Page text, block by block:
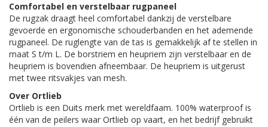
Comfortabel en verstelbaar rugpaneel
De rugzak draagt heel comfortabel dankzij de verstelbare
gevoerde en ergonomische schouderbanden en het ademende
rugpaneel. De ruglengte van de tas is gemakkelijk af te stellen in
maat S t/m L. De borstriem en heupriem zijn verstelbaar en de
heupriem is bovendien afneembaar. De heupriem is uitgerust
met twee ritsvakjes van mesh.
Over Ortlieb
Ortlieb is een Duits merk met wereldfaam. 100% waterproof is
één van de peilers waar Ortlieb op vaart, en het bedrijf gebruikt